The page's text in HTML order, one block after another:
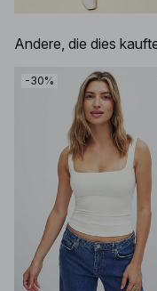
Andere, die dies
-30%